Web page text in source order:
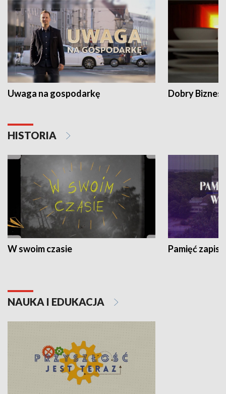
Uwaga na gospodarkę Dobry Biznes
HISTORIA
W swoim czasie Pamięć
NAUKA I EDUKACJA